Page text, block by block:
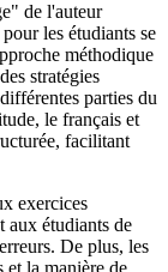
de l'auteur
les étudiants se
méthodique
stratégies
parties du
le français et
facilitant
exercices
aux étudiants de
De plus, les